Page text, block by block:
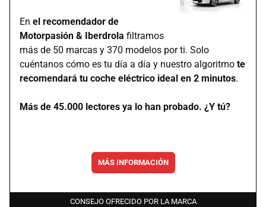
En el recomendador de
Motorpasión & Iberdrola filtramos
más de 50 marcas y 370 modelos por ti. Solo
cuéntanos cómo es tu día a día y nuestro algoritmo te
recomendará tu coche eléctrico ideal en 2 minutos.
Más de 45.000 lectores ya lo han probado. ¿Y tú?
MÁS INFORMACIÓN
CONSEJO OFRECIDO POR LA MARCA